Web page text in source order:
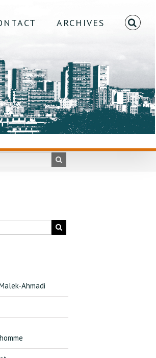
ARCHIVES
Ahmadi